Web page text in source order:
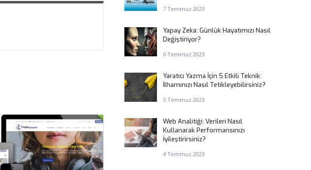
7 Temmuz 2023
Yapay Zeka: Günlük Hayatımızı Nasıl
Değiştiriyor?
6 Temmuz 2023
Yaratıcı Yazma İçin 5 Etkili Teknik:
İlhamınızı Nasıl Tetikleyebilirsiniz?
5 Temmuz 2023
Web Analitiği: Verileri Nasıl
Kullanarak Performansınızı
İyileştirirsiniz?
4 Temmuz 2023